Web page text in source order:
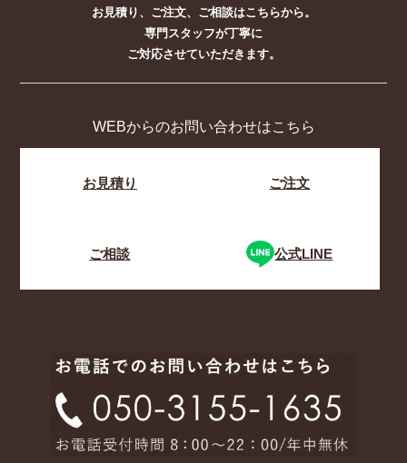
お見積り、ご注文、ご相談はこちらから。
専門スタッフが丁寧に
ご対応させていただきます。
WEBからのお問い合わせはこちら
お見積り ご注文
ご相談 公式LINE